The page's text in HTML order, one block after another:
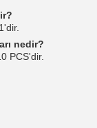
nedir?
PCS'dir.